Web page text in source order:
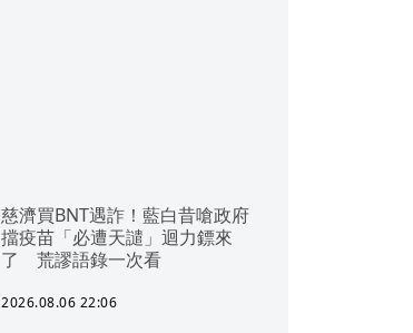
慈濟買BNT遇詐！藍白昔嗆政府
擋疫苗「必遭天譴」迴力鏢來
了 荒謬語錄一次看
2026.08.06 22:06